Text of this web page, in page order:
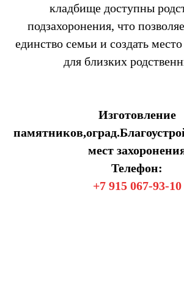
кладбище доступны
подзахоронения, что
единство семьи и создать
для близких
Изготовление
мест
Телефон:
+7 915 067-93-10